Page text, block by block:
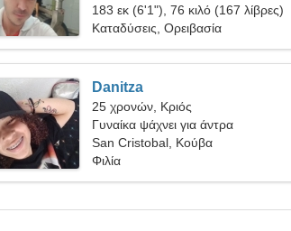
183 εκ (6'1"), 76 κιλό (167 λίβρες)
Καταδύσεις, Ορειβασία
Danitza
25 χρονών, Κριός
Γυναίκα ψάχνει για άντρα
San Cristobal, Κούβα
Φιλία